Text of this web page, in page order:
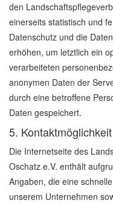
den
einerseits statistisch und
Datenschutz und die
erhöhen, um letztlich ein
verarbeiteten
anonymen Daten der
durch eine betroffene
Daten gespeichert.
5.
Die Internetseite des
Oschatz e.V. enthält
Angaben, die eine
unserem Unternehmen